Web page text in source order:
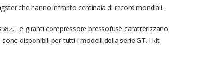
che hanno infranto centinaia di record mondiali.
Le giranti compressore pressofuse caratterizzano
disponibili per tutti i modelli della serie GT. I kit